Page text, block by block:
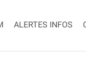
ALERTES INFOS